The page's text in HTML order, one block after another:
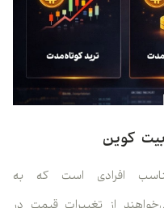
کوین
افرادی است که به